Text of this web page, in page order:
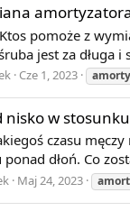
pomoże z
jest za długa
Cze 1, 2023
nisko w
czasu
ponad dłoń. Co
Maj 24, 2023